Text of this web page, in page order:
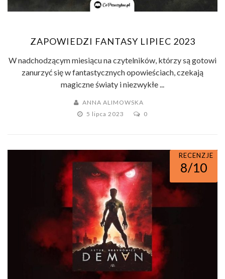
ZAPOWIEDZI FANTASY LIPIEC 2023
W nadchodzącym miesiącu na czytelników, którzy są gotowi
zanurzyć się w fantastycznych opowieściach, czekają
magiczne światy i niezwykłe ...
ANNA ALIMOWSKA
5 lipca 2023
0
RECENZJE
8/10